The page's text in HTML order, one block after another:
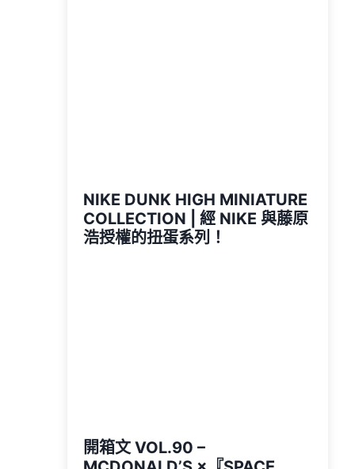
NIKE DUNK HIGH MINIATURE
COLLECTION | 經 NIKE 與藤原
浩授權的扭蛋系列！
開箱文 VOL.90 –